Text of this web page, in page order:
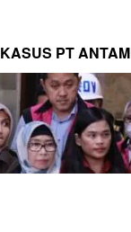
KASUS PT ANTAM